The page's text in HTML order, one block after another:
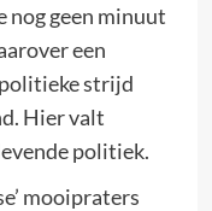
nog geen minuut
een
strijd
Hier valt
politiek.
mooipraters